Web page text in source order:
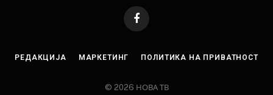
Facebook
РЕДАКЦИЈА МАРКЕТИНГ ПОЛИТИКА НА ПРИВАТНОСТ
© 2026 НОВА ТВ